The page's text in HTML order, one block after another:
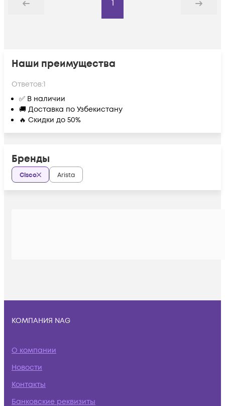
Назад
1
Дальше
Наши преимущества
Ответов:1
✅ В наличии
🚚 Доставка по Узбекистану
🔥 Скидки до 50%
Бренды
Cisco Arista
КОМПАНИЯ NAG
О компании
Новости
Контакты
Банковские реквизиты